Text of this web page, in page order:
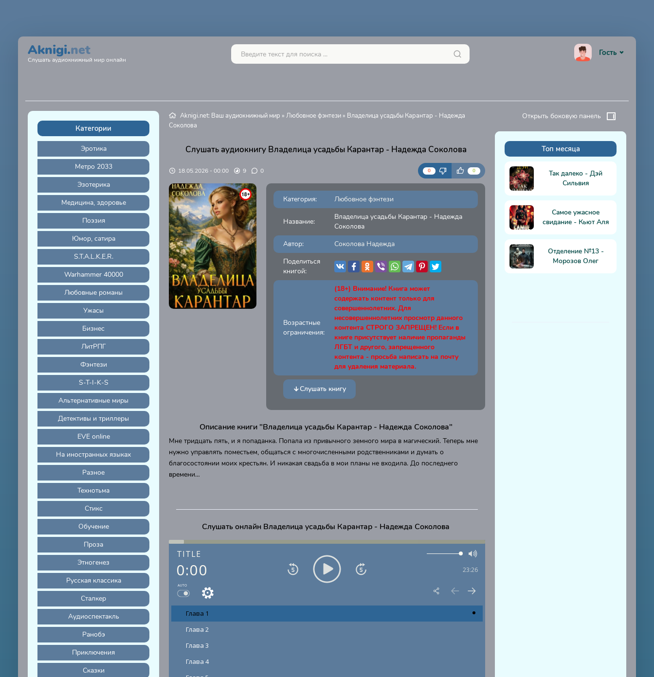
Aknigi.net
Слушать аудиокнижный мир онлайн
Гость
Категории
Эротика
Метро 2033
Эзотерика
Медицина, здоровье
Поэзия
Юмор, сатира
S.T.A.L.K.E.R.
Warhammer 40000
Любовные романы
Ужасы
Бизнес
ЛитРПГ
Фэнтези
S-T-I-K-S
Альтернативные миры
Детективы и триллеры
EVE online
На иностранных языках
Разное
Технотьма
Стикс
Обучение
Проза
Этногенез
Русская классика
Сталкер
Аудиоспектакль
Ранобэ
Приключения
Сказки
Aknigi.net: Ваш аудиокнижный мир » Любовное фэнтези » Владелица усадьбы Карантар - Надежда
Соколова
Слушать аудиокнигу Владелица усадьбы Карантар - Надежда Соколова
18.05.2026 - 00:00 9 0 0 0
Категория: Любовное фэнтези
Название:
Владелица усадьбы Карантар - Надежда
Соколова
Автор:
Соколова Надежда
Поделиться
книгой:
Возрастные
ограничения:
(18+) Внимание! Книга может
содержать контент только для
совершеннолетних. Для
несовершеннолетних просмотр данного
контента СТРОГО ЗАПРЕЩЕН! Если в
книге присутствует наличие пропаганды
ЛГБТ и другого, запрещенного
контента - просьба написать на почту
для удаления материала.
Слушать книгу
Описание книги "Владелица усадьбы Карантар - Надежда Соколова"
Мне тридцать пять, и я попаданка. Попала из привычного земного мира в магический. Теперь мне
нужно управлять поместьем, общаться с многочисленными родственниками и думать о
благосостоянии моих крестьян. И никакая свадьба в мои планы не входила. До последнего
времени…
Слушать онлайн Владелица усадьбы Карантар - Надежда Соколова
TITLE
0:00 23:26
AUTO
Глава 1
Глава 2
Глава 3
Глава 4
Открыть боковую панель
Топ месяца
Так далеко - Дэй
Сильвия
Самое ужасное
свидание - Кьют Аля
Отделение №13 -
Морозов Олег